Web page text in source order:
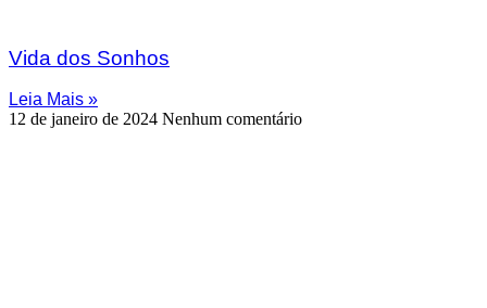
Vida dos Sonhos
Leia Mais »
12 de janeiro de 2024 Nenhum comentário